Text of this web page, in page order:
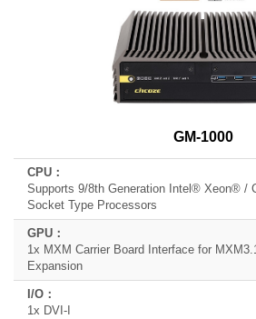
GM-1000
Supports 9/8th Generation Intel® Xeon® /
Socket Type Processors
1x MXM Carrier Board Interface for
Expansion
1x DVI-I